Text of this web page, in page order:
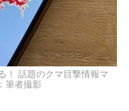
！ 話題のクマ目撃情報マ
筆者撮影